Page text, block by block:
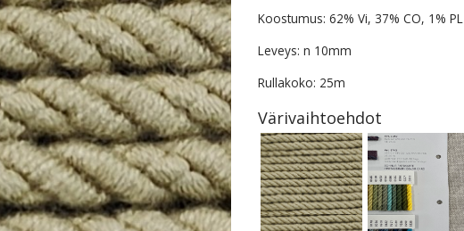
Koostumus: 62% Vi, 37% CO, 1% PL
Leveys: n 10mm
Rullakoko: 25m
Värivaihtoehdot